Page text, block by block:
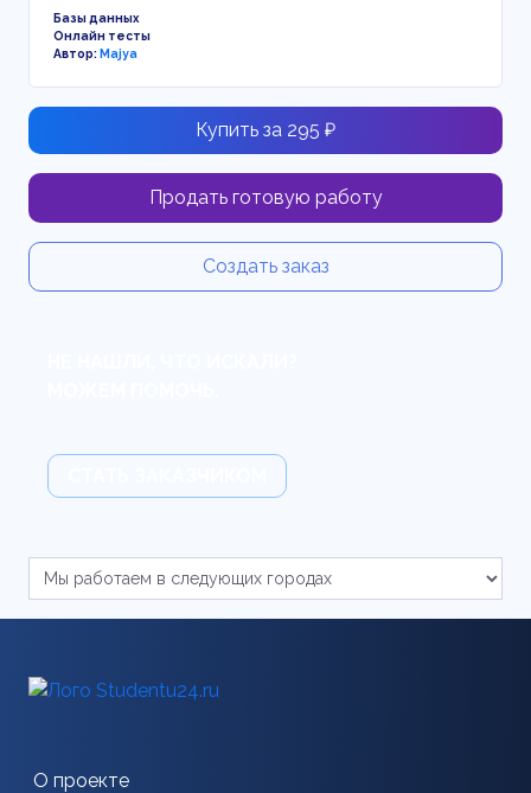
Базы данных
Онлайн тесты
Автор:Majya
Купить за 295 ₽
Продать готовую работу
Создать заказ
О проекте